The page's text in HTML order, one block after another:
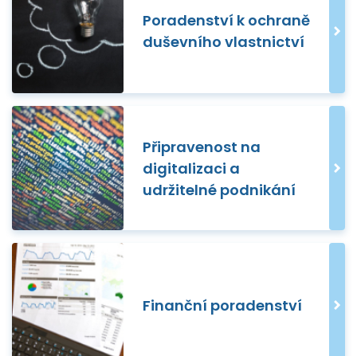
Poradenství k ochraně
duševního vlastnictví
Připravenost na
digitalizaci a
udržitelné podnikání
Finanční poradenství